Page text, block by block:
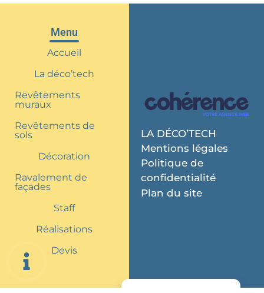
Menu
Accueil
La déco’tech
Revêtements
muraux
Revêtements de
sols
Décoration
Ravalement de
façades
Staff
Réalisations
Devis
LA DÉCO’TECH
Mentions légales
Politique de
confidentialité
Plan du site